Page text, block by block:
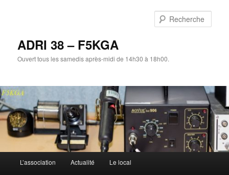
ADRI 38 – F5KGA
Ouvert tous les samedis après-midi de 14h30 à 18h00.
principal
L’association Actualité Le local